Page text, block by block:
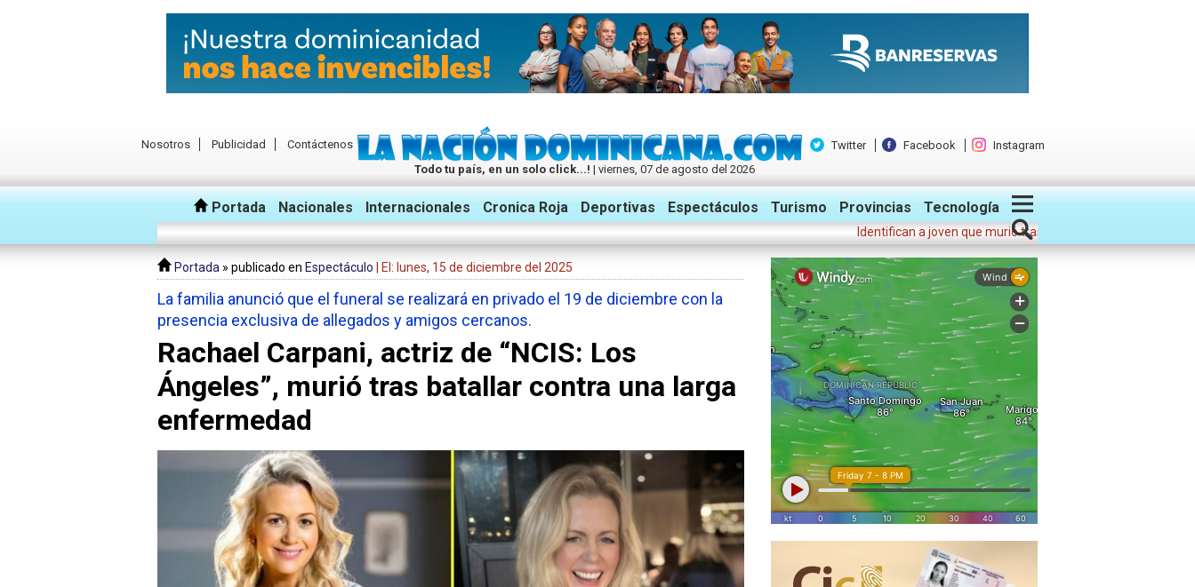
Nosotros Publicidad
Contáctenos
Todo tu país, en un solo click...! | viernes, 07 de agosto del 2026
Twitter Facebook Instagram
Portada Nacionales Internacionales Cronica Roja Deportivas Espectáculos Turismo Provincias Tecnología
Identifican a joven que murió tras lanzarse del puente Juan Pablo
Portada » publicado en Espectáculo | El: lunes, 15 de diciembre del 2025
La familia anunció que el funeral se realizará en privado el 19 de diciembre con la
presencia exclusiva de allegados y amigos cercanos.
Rachael Carpani, actriz de “NCIS: Los
Ángeles”, murió tras batallar contra una larga
enfermedad